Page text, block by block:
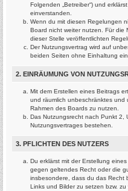
Folgenden „Betreiber“) und
einverstanden.
Wenn du mit diesen Regelungen
Board nicht weiter nutzen. Für die
dieser Stelle veröffentlichten
Der Nutzungsvertrag wird auf
beiden Seiten ohne Einhaltung
2. EINRÄUMUNG VON
Mit dem Erstellen eines Beitrags
und räumlich unbeschränktes
Rahmen des Boards zu nutzen.
Das Nutzungsrecht nach Punkt
Nutzungsvertrages bestehen.
3. PFLICHTEN DES NUTZERS
Du erklärst mit der Erstellung
gegen geltendes Recht oder die
insbesondere, dass du das Recht
Links und Bilder zu setzen bzw. zu